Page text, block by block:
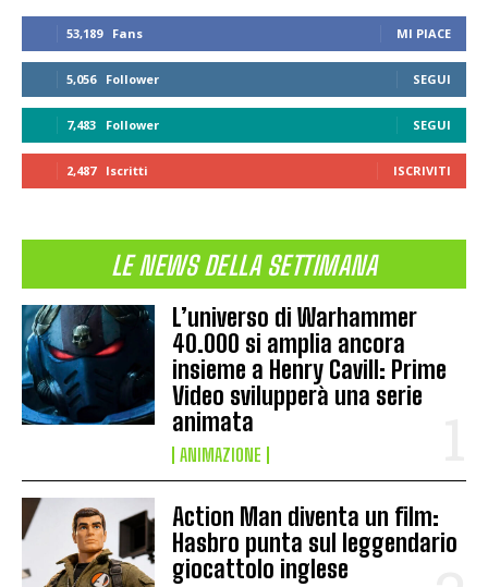
53,189 Fans MI PIACE
5,056 Follower SEGUI
7,483 Follower SEGUI
2,487 Iscritti ISCRIVITI
LE NEWS DELLA SETTIMANA
L’universo di Warhammer
40.000 si amplia ancora
insieme a Henry Cavill: Prime
Video svilupperà una serie
animata
ANIMAZIONE
Action Man diventa un film:
Hasbro punta sul leggendario
giocattolo inglese